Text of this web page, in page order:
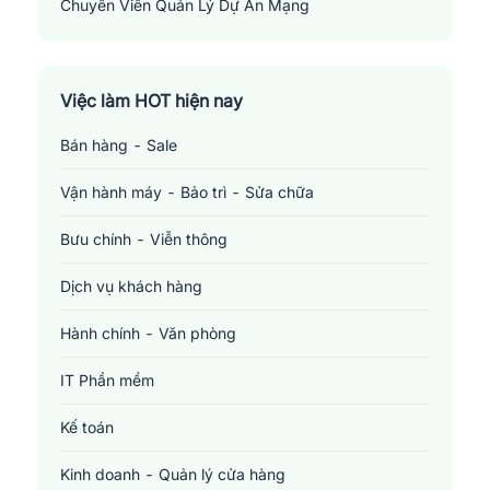
Chuyên Viên Quản Lý Dự Án Mạng
Việc làm HOT hiện nay
Bán hàng - Sale
Vận hành máy - Bảo trì - Sửa chữa
Bưu chính - Viễn thông
Dịch vụ khách hàng
Hành chính - Văn phòng
IT Phần mềm
Kế toán
Kinh doanh - Quản lý cửa hàng